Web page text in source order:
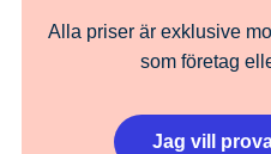
Alla priser är exklusive
som företag
Jag vill